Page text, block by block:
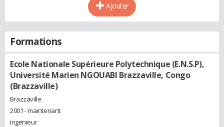
Ajouter
Formations
Ecole Nationale Supérieure Polytechnique (E.N.S.P),
Université Marien NGOUABI Brazzaville, Congo
(Brazzaville)
Brazzaville
2001 - maintenant
ingenieur